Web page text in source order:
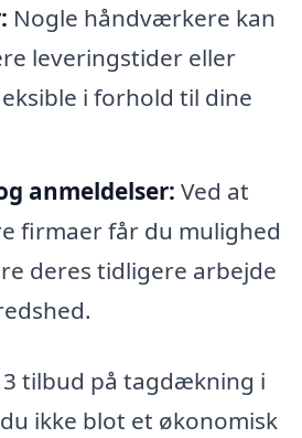
Nogle håndværkere kan
leveringstider eller
i forhold til dine
anmeldelser: Ved at
firmaer får du mulighed
deres tidligere arbejde
tilbud på tagdækning i
ikke blot et økonomisk